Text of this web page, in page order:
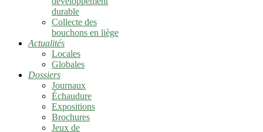
durable
Collecte des
bouchons en liège
Actualités
Locales
Globales
Dossiers
Journaux
Échaudure
Expositions
Brochures
Jeux de